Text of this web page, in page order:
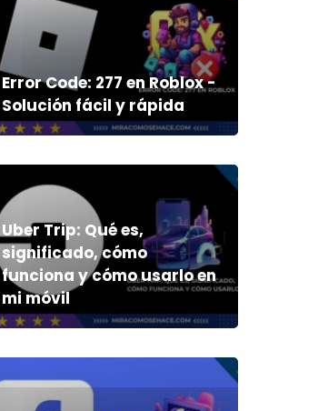
Error Code: 277 en Roblox -
Solución fácil y rápida
Uber Trip: Qué es,
significado, cómo
funciona y cómo usarlo en
mi móvil